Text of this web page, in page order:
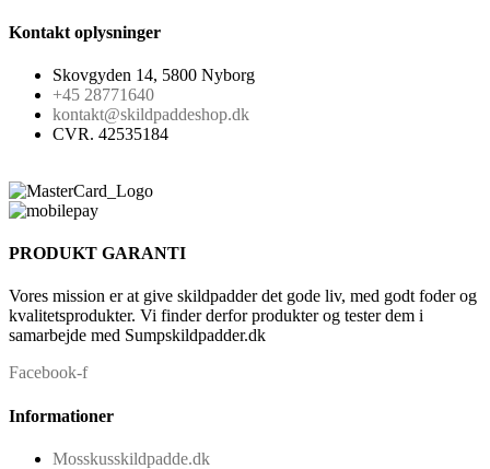
Kontakt oplysninger
Skovgyden 14, 5800 Nyborg
+45 28771640
kontakt@skildpaddeshop.dk
CVR. 42535184
PRODUKT GARANTI
Vores mission er at give skildpadder det gode liv, med godt foder og
kvalitetsprodukter. Vi finder derfor produkter og tester dem i
samarbejde med Sumpskildpadder.dk
Facebook-f
Informationer
Mosskusskildpadde.dk